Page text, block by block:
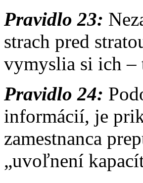
Pravidlo 23:
strach pred
vymyslia si ich –
Pravidlo 24:
informácií, je
zamestnanca
„uvoľnení